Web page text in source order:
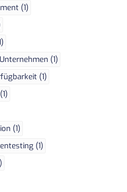
(1)
(1)
(1)
(1)
(1)